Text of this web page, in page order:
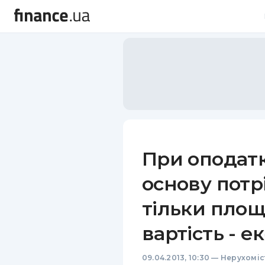
При
основу
тільки
вартість -
09.04.2013, 10:30 —